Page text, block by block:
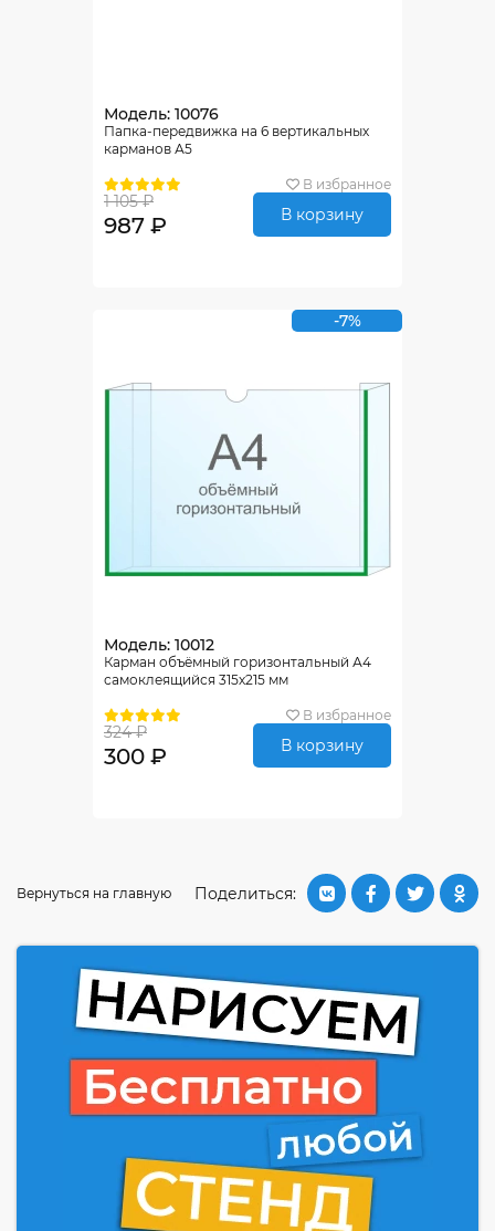
Модель: 10076
Папка-передвижка на 6 вертикальных
карманов А5
В избранное
1 105 ₽
987 ₽ В корзину
-7%
Модель: 10012
Карман объёмный горизонтальный А4
самоклеящийся 315х215 мм
В избранное
324 ₽
300 ₽ В корзину
Поделиться:
Вернуться на главную